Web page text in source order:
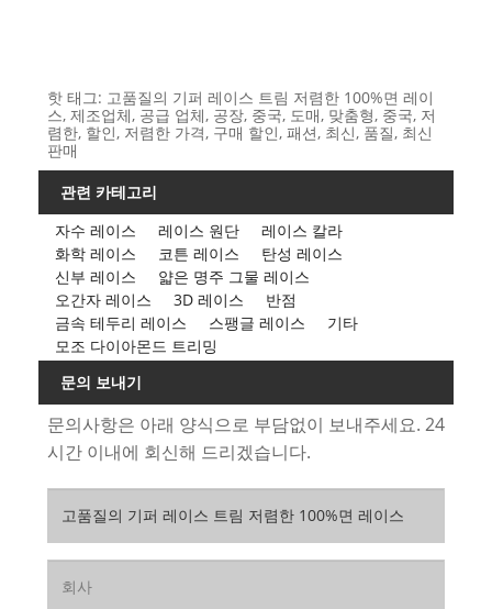
핫 태그: 고품질의 기퍼 레이스 트림 저렴한 100%면 레이
스, 제조업체, 공급 업체, 공장, 중국, 도매, 맞춤형, 중국, 저
렴한, 할인, 저렴한 가격, 구매 할인, 패션, 최신, 품질, 최신
판매
관련 카테고리
자수 레이스
레이스 원단
레이스 칼라
화학 레이스
코튼 레이스
탄성 레이스
신부 레이스
얇은 명주 그물 레이스
오간자 레이스
3D 레이스
반점
금속 테두리 레이스
스팽글 레이스
기타
모조 다이아몬드 트리밍
문의 보내기
문의사항은 아래 양식으로 부담없이 보내주세요. 24
시간 이내에 회신해 드리겠습니다.